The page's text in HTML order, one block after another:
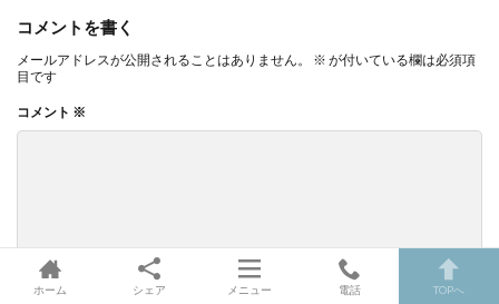
コメントを書く
メールアドレスが公開されることはありません。 ※ が付いている欄は必須項
目です
コメント ※
ホーム シェア メニュー 電話 TOPへ